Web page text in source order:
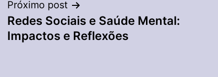
Próximo post
Redes Sociais e Saúde Mental:
Impactos e Reflexões